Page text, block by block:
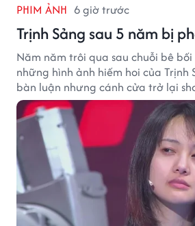
PHIM ẢNH 6 giờ trước
Trịnh Sảng sau 5 năm bị
Năm năm trôi qua sau chuỗi bê
những hình ảnh hiếm hoi của Trịnh
bàn luận nhưng cánh cửa trở lại
vời.